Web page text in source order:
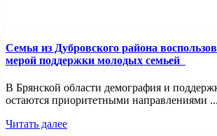
Семья из Дубровского района
мерой поддержки молодых семьей
В Брянской области демография и
остаются приоритетными направлениями ...
Читать далее